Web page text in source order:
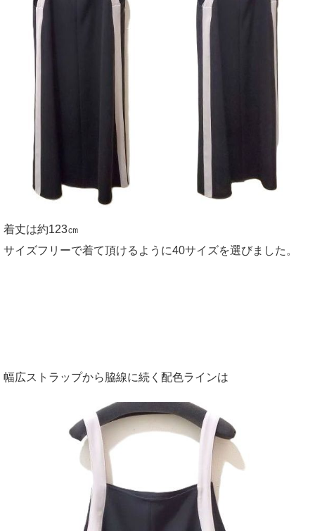
着丈は約123㎝
サイズフリーで着て頂けるように40サイズを選びました。
幅広ストラップから脇線に続く配色ラインは